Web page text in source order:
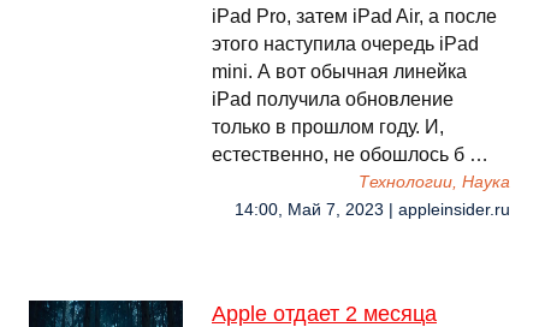
iPad Pro, затем iPad Air, а после
этого наступила очередь iPad
mini. А вот обычная линейка
iPad получила обновление
только в прошлом году. И,
естественно, не обошлось б …
Технологии, Наука
14:00, Май 7, 2023 | appleinsider.ru
Apple отдает 2 месяца